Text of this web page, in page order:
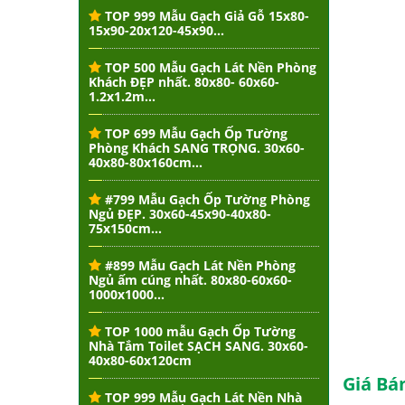
TOP 999 Mẫu Gạch Giả Gỗ 15x80-
15x90-20x120-45x90...
TOP 500 Mẫu Gạch Lát Nền Phòng
Khách ĐẸP nhất. 80x80- 60x60-
1.2x1.2m...
TOP 699 Mẫu Gạch Ốp Tường
Phòng Khách SANG TRỌNG. 30x60-
40x80-80x160cm...
#799 Mẫu Gạch Ốp Tường Phòng
Ngủ ĐẸP. 30x60-45x90-40x80-
75x150cm...
#899 Mẫu Gạch Lát Nền Phòng
Ngủ ấm cúng nhất. 80x80-60x60-
1000x1000...
TOP 1000 mẫu Gạch Ốp Tường
Nhà Tắm Toilet SẠCH SANG. 30x60-
40x80-60x120cm
TOP 999 Mẫu Gạch Lát Nền Nhà
Giá